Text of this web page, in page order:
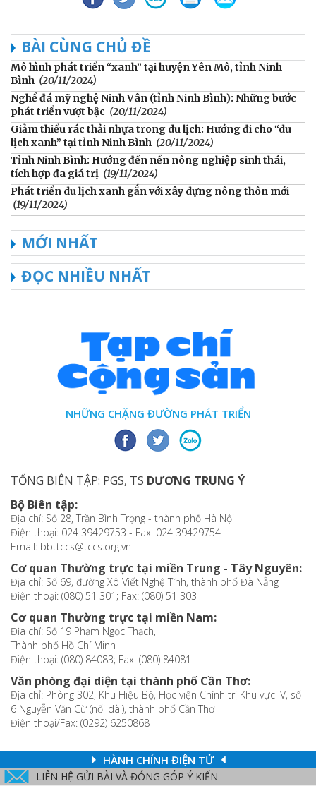
BÀI CÙNG CHỦ ĐỀ
Mô hình phát triển “xanh” tại huyện Yên Mô, tỉnh Ninh
Bình (20/11/2024)
Nghề đá mỹ nghệ Ninh Vân (tỉnh Ninh Bình): Những bước
phát triển vượt bậc (20/11/2024)
Giảm thiểu rác thải nhựa trong du lịch: Hướng đi cho “du
lịch xanh” tại tỉnh Ninh Bình (20/11/2024)
Tỉnh Ninh Bình: Hướng đến nền nông nghiệp sinh thái,
tích hợp đa giá trị (19/11/2024)
Phát triển du lịch xanh gắn với xây dựng nông thôn mới
(19/11/2024)
MỚI NHẤT
ĐỌC NHIỀU NHẤT
NHỮNG CHẶNG ĐƯỜNG PHÁT TRIỂN
TỔNG BIÊN TẬP: PGS, TS DƯƠNG TRUNG Ý
Bộ Biên tập:
Địa chỉ: Số 28, Trần Bình Trọng - thành phố Hà Nội
Điện thoại: 024 39429753 - Fax: 024 39429754
Email: bbttccs@tccs.org.vn
Cơ quan Thường trực tại miền Trung - Tây Nguyên:
Địa chỉ: Số 69, đường Xô Viết Nghệ Tĩnh, thành phố Đà Nẵng
Điện thoại: (080) 51 301; Fax: (080) 51 303
Cơ quan Thường trực tại miền Nam:
Địa chỉ: Số 19 Phạm Ngọc Thạch,
Thành phố Hồ Chí Minh
Điện thoại: (080) 84083; Fax: (080) 84081
Văn phòng đại diện tại thành phố Cần Thơ:
Địa chỉ: Phòng 302, Khu Hiệu Bộ, Học viện Chính trị Khu vực IV, số
6 Nguyễn Văn Cừ (nối dài), thành phố Cần Thơ
Điện thoại/Fax: (0292) 6250868
HÀNH CHÍNH ĐIỆN TỬ
LIÊN HỆ GỬI BÀI VÀ ĐÓNG GÓP Ý KIẾN